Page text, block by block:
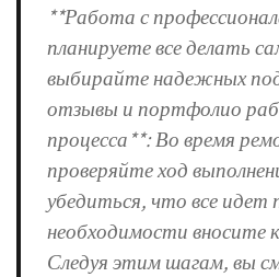
**Работа с
планируете все делать
выбирайте надежных
отзывы и портфолио
процесса**: Во время
проверяйте ход
убедиться, что все идет
необходимости вносите
Следуя этим шагам, вы